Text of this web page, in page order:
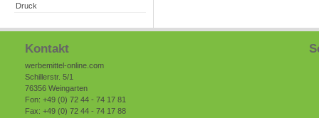
Druck
Kontakt
werbemittel-online.com
Schillerstr. 5/1
76356 Weingarten
Fon: +49 (0) 72 44 - 74 17 81
Fax: +49 (0) 72 44 - 74 17 88